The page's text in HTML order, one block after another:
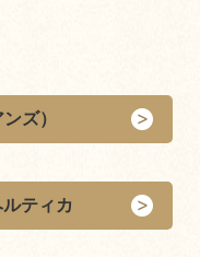
ズ）
ティカ